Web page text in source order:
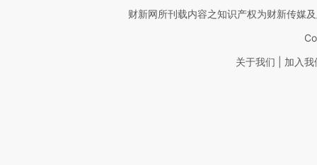
财新网所刊载内容之知识产权为财新传媒
关于我们 加入我